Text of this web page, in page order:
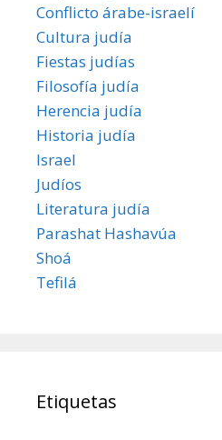
Conflicto árabe-israelí
Cultura judía
Fiestas judías
Filosofía judía
Herencia judía
Historia judía
Israel
Judíos
Literatura judía
Parashat Hashavúa
Shoá
Tefilá
Etiquetas